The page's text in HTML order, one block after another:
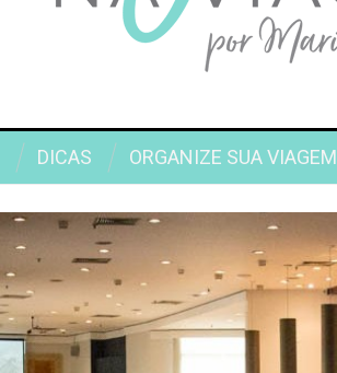
DICAS ORGANIZE SUA VIAGEM